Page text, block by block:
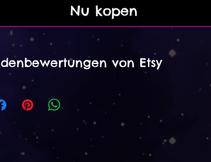
Nu kopen
von Etsy
09. Mär 2022
5 Sternen
A4 21x29 cm